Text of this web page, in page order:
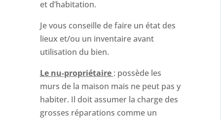
et d’habitation.
Je vous conseille de faire un état des
lieux et/ou un inventaire avant
utilisation du bien.
Le nu-propriétaire : possède les
murs de la maison mais ne peut pas y
habiter. Il doit assumer la charge des
grosses réparations comme un